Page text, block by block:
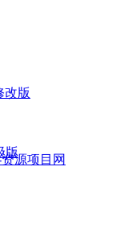
改版
版